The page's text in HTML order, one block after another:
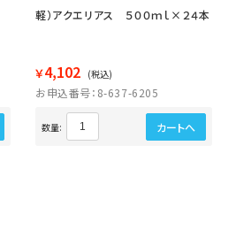
軽）アクエリアス ５００ｍｌ×２４本
￥4,102 (税込)
お申込番号：8-637-6205
数量: カートへ